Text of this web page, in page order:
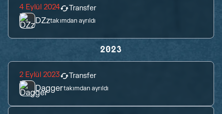
4 Eylül 2024 Transfer
DZztakımdan ayrıldı
2023
2 Eylül 2023 Transfer
Daggertakımdan ayrıldı